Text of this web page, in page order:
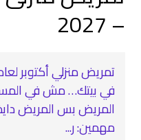
– 2027
في بيتك… مش في
المريض بس المريض
مهمين: ر...